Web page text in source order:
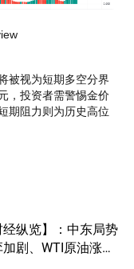
被视为短期多空分界
，投资者需警惕金价
期阻力则为历史高位
经纵览】：中东局势
剧、WTI原油涨超